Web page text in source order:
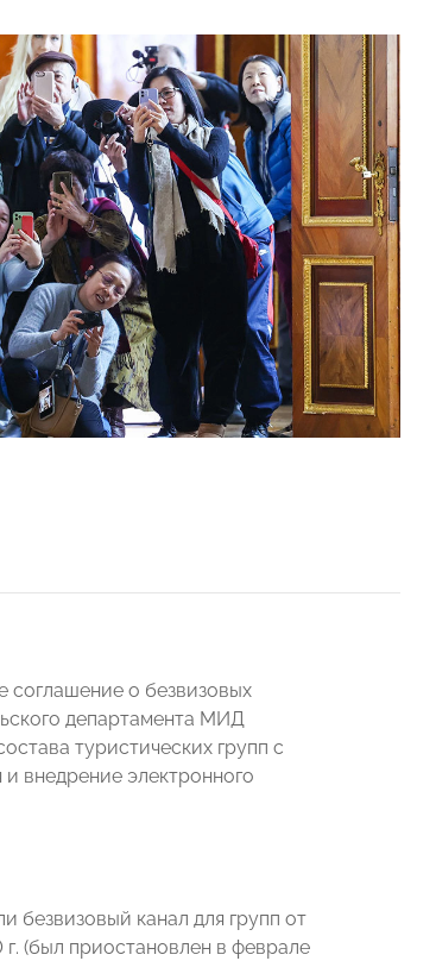
соглашение о безвизовых
департамента МИД
туристических групп с
и внедрение электронного
канал для групп от
(был приостановлен в феврале